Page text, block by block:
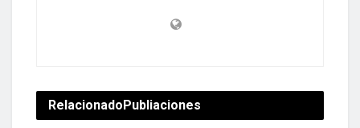
RelacionadoPubliaciones